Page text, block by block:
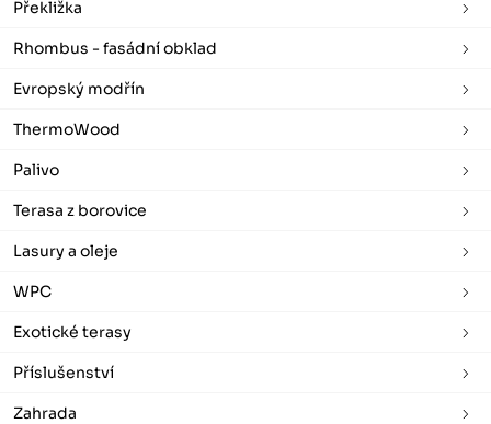
Překližka
Rhombus - fasádní obklad
Evropský modřín
ThermoWood
Palivo
Terasa z borovice
Lasury a oleje
WPC
Exotické terasy
Příslušenství
Zahrada